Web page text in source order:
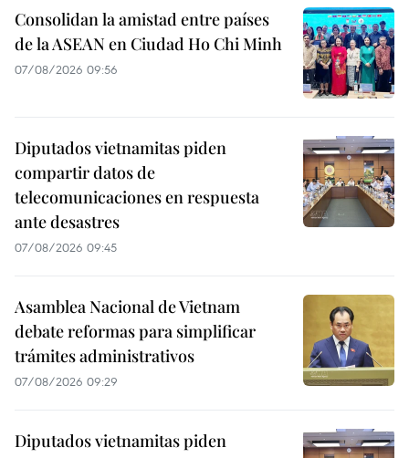
Consolidan la amistad entre países
de la ASEAN en Ciudad Ho Chi Minh
07/08/2026 09:56
Diputados vietnamitas piden
compartir datos de
telecomunicaciones en respuesta
ante desastres
07/08/2026 09:45
Asamblea Nacional de Vietnam
debate reformas para simplificar
trámites administrativos
07/08/2026 09:29
Diputados vietnamitas piden